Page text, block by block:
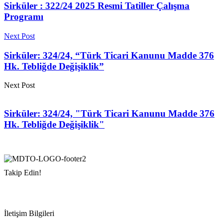
Sirküler : 322/24 2025 Resmi Tatiller Çalışma
Programı
Next Post
Sirküler: 324/24, “Türk Ticari Kanunu Madde 376
Hk. Tebliğde Değişiklik”
Next Post
Sirküler: 324/24, "Türk Ticari Kanunu Madde 376
Hk. Tebliğde Değişiklik"
Takip Edin!
İletişim Bilgileri